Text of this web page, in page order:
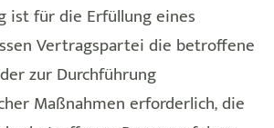
ist für die Erfüllung eines
Vertragspartei die betroffene
zur Durchführung
Maßnahmen erforderlich, die